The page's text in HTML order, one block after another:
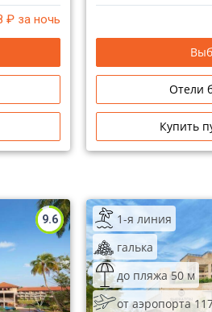
₽ за ночь
Отели
Купить
9.6
1-я линия
галька
до пляжа 50 м
от аэропорта